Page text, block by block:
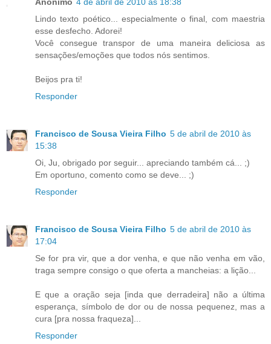
Lindo texto poético... especialmente o final, com maestria
esse desfecho. Adorei!
Você consegue transpor de uma maneira deliciosa as
sensações/emoções que todos nós sentimos.
Beijos pra ti!
Responder
Francisco de Sousa Vieira Filho 5 de abril de 2010 às
15:38
Oi, Ju, obrigado por seguir... apreciando também cá... ;)
Em oportuno, comento como se deve... ;)
Responder
Francisco de Sousa Vieira Filho 5 de abril de 2010 às
17:04
Se for pra vir, que a dor venha, e que não venha em vão,
traga sempre consigo o que oferta a mancheias: a lição...
E que a oração seja [inda que derradeira] não a última
esperança, símbolo de dor ou de nossa pequenez, mas a
cura [pra nossa fraqueza]...
Responder